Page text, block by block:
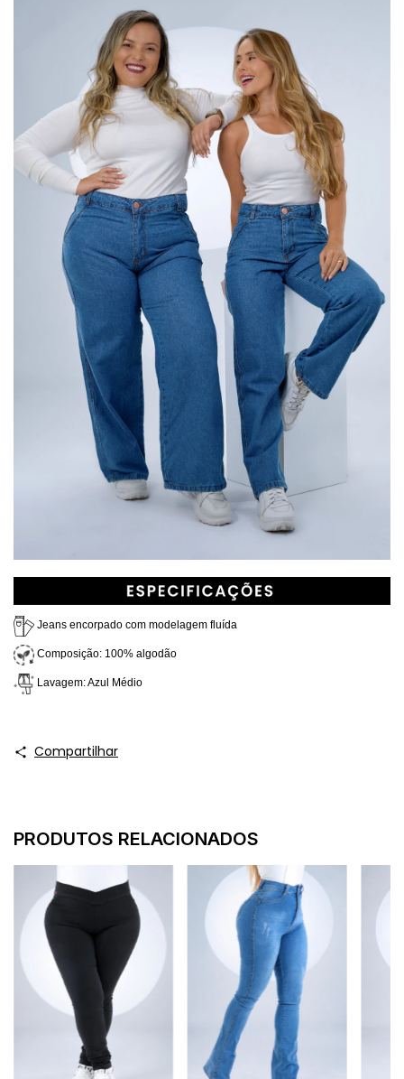
Jeans encorpado com modelagem fluída
Composição: 100% algodão
Lavagem: Azul Médio
Compartilhar
PRODUTOS RELACIONADOS